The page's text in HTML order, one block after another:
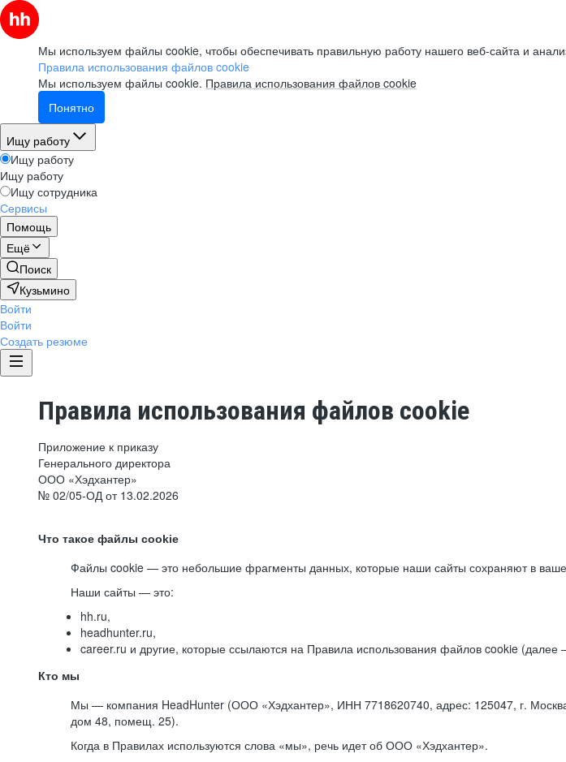
Мы используем файлы cookie, чтобы обеспечивать правильную работу нашего веб-сайта и
Правила использования файлов cookie
Мы используем файлы cookie. Правила использования файлов cookie
Понятно
Ищу работу
Ищу работу
Ищу работу
Ищу сотрудника
Сервисы
Помощь
Ещё
Поиск
Кузьмино
Войти
Войти
Создать резюме
Правила использования файлов cookie
Приложение к приказу
Генерального директора
ООО «Хэдхантер»
№ 02/05-ОД от 13.02.2026
Что такое файлы cookie
Файлы cookie — это небольшие фрагменты данных, которые наши сайты сохраняют в
Наши сайты — это:
hh.ru,
headhunter.ru,
career.ru и другие, которые ссылаются на Правила использования файлов cookie
Кто мы
Мы — компания HeadHunter (ООО «Хэдхантер», ИНН 7718620740, адрес: 125047, г.
дом 48, помещ. 25).
Когда в Правилах используются слова «мы», речь идет об ООО «Хэдхантер».